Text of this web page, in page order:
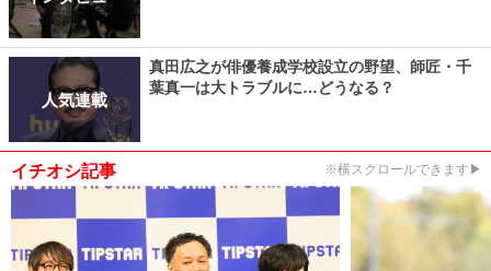
人気連載
真田広之が俳優養成学校設立の野望、師匠・千
葉真一は大トラブルに…どうなる？
イチオシ記事 ※横スクロールできます▶